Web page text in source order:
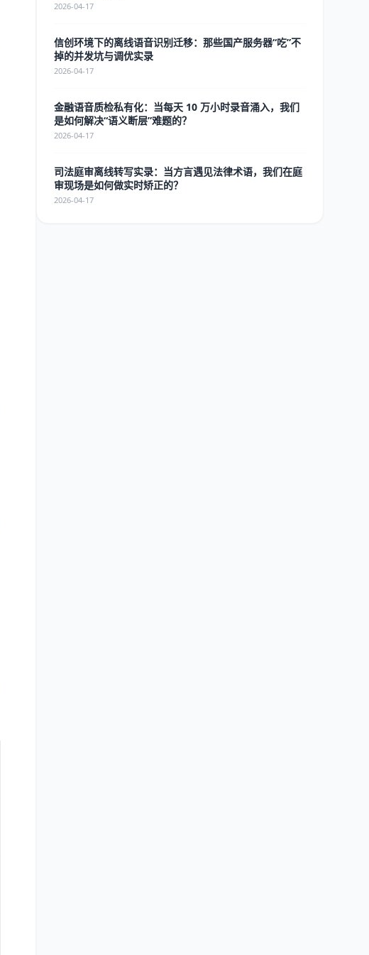
2026-04-17
信创环境下的离线语音识别迁移：那些国产服务器“吃”不
掉的并发坑与调优实录
2026-04-17
金融语音质检私有化：当每天 10 万小时录音涌入，我们
是如何解决“语义断层”难题的？
2026-04-17
司法庭审离线转写实录：当方言遇见法律术语，我们在庭
审现场是如何做实时矫正的？
2026-04-17